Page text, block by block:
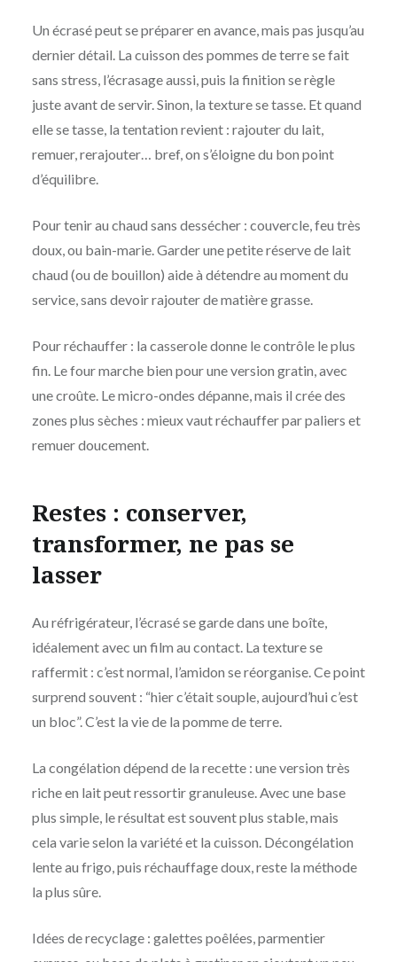
Un écrasé peut se préparer en avance, mais pas jusqu’au
dernier détail. La cuisson des pommes de terre se fait
sans stress, l’écrasage aussi, puis la finition se règle
juste avant de servir. Sinon, la texture se tasse. Et quand
elle se tasse, la tentation revient : rajouter du lait,
remuer, rerajouter… bref, on s’éloigne du bon point
d’équilibre.
Pour tenir au chaud sans dessécher : couvercle, feu très
doux, ou bain-marie. Garder une petite réserve de lait
chaud (ou de bouillon) aide à détendre au moment du
service, sans devoir rajouter de matière grasse.
Pour réchauffer : la casserole donne le contrôle le plus
fin. Le four marche bien pour une version gratin, avec
une croûte. Le micro-ondes dépanne, mais il crée des
zones plus sèches : mieux vaut réchauffer par paliers et
remuer doucement.
Restes : conserver,
transformer, ne pas se
lasser
Au réfrigérateur, l’écrasé se garde dans une boîte,
idéalement avec un film au contact. La texture se
raffermit : c’est normal, l’amidon se réorganise. Ce point
surprend souvent : “hier c’était souple, aujourd’hui c’est
un bloc”. C’est la vie de la pomme de terre.
La congélation dépend de la recette : une version très
riche en lait peut ressortir granuleuse. Avec une base
plus simple, le résultat est souvent plus stable, mais
cela varie selon la variété et la cuisson. Décongélation
lente au frigo, puis réchauffage doux, reste la méthode
la plus sûre.
Idées de recyclage : galettes poêlées, parmentier